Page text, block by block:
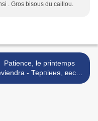
. Gros bisous du caillou.
Patience, le printemps
- Терпіння, весна
повернеться >